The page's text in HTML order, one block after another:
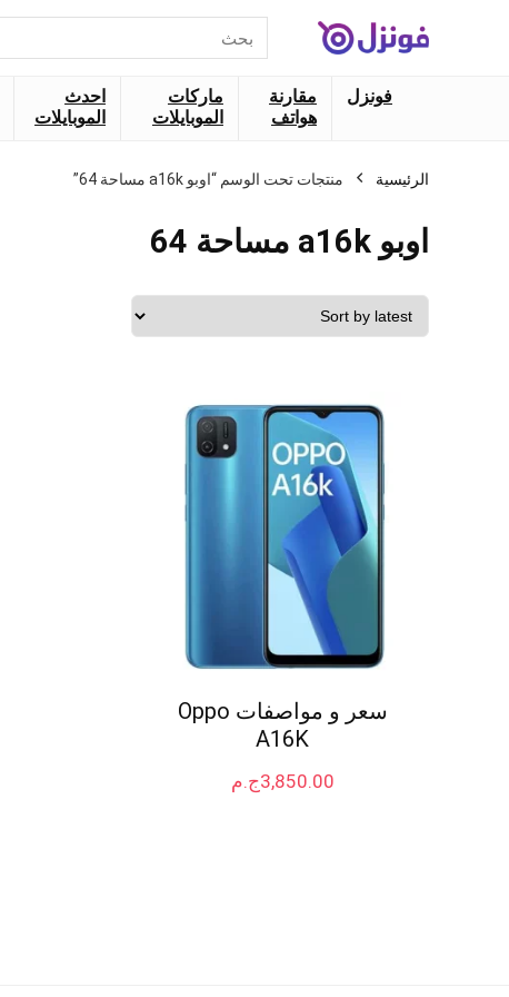
عن:
فونزل
مقارنة
هواتف
ماركات
الموبايلات
احدث
الموبايلات
الرئيسية منتجات تحت الوسم “اوبو a16k مساحة 64”
اوبو a16k مساحة 64
سعر و مواصفات Oppo
A16K
ج.م3,850.00